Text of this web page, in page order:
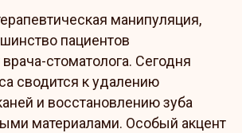
манипуляция,
пациентов
стоматолога. Сегодня
сводится к удалению
и восстановлению зуба
материалами. Особый акцент